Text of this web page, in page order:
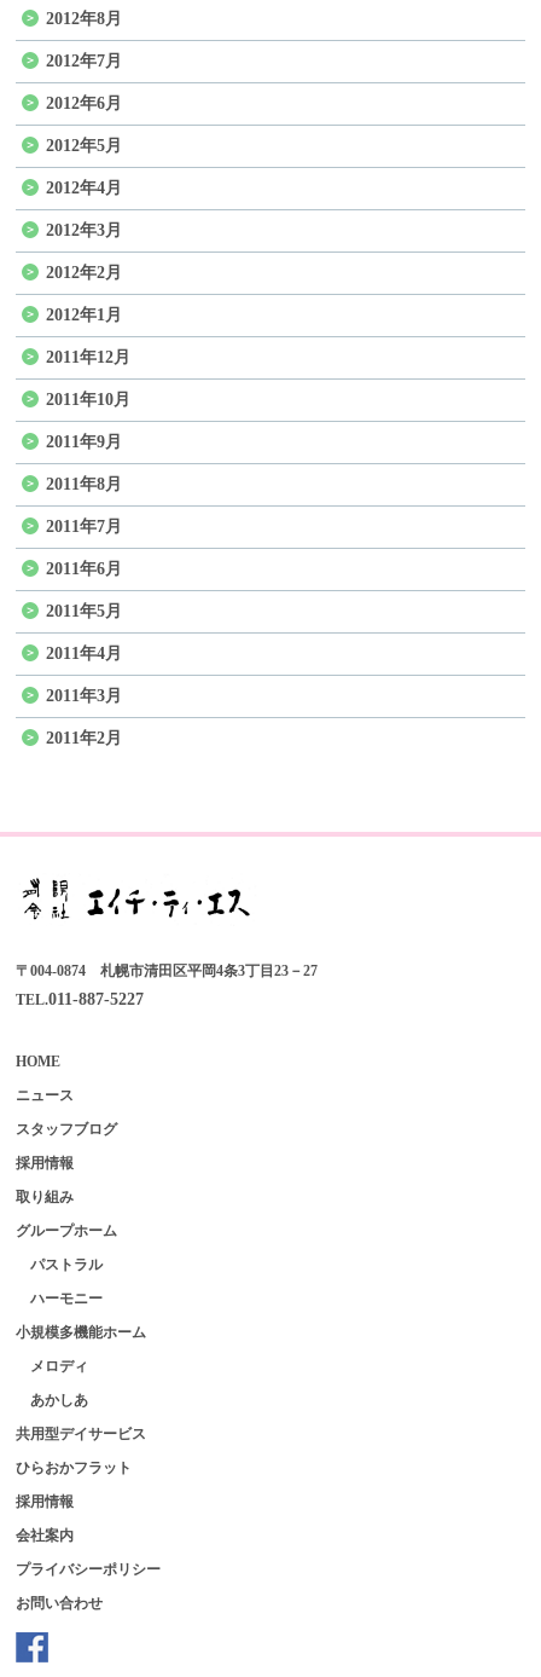
2012年8月
2012年7月
2012年6月
2012年5月
2012年4月
2012年3月
2012年2月
2012年1月
2011年12月
2011年10月
2011年9月
2011年8月
2011年7月
2011年6月
2011年5月
2011年4月
2011年3月
2011年2月
〒004-0874 札幌市清田区平岡4条3丁目23－27
TEL.011-887-5227
HOME
ニュース
スタッフブログ
採用情報
取り組み
グループホーム
パストラル
ハーモニー
小規模多機能ホーム
メロディ
あかしあ
共用型デイサービス
ひらおかフラット
採用情報
会社案内
プライバシーポリシー
お問い合わせ